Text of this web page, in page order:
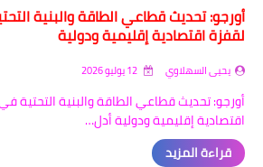
أورجو: تحديث قطاعي الطاقة والبنية
لقفزة اقتصادية إقليمية ودولية
يحيى السهلاوي
أورجو: تحديث قطاعي الطاقة والبنية التحتية
اقتصادية إقليمية ودولية أدل…
قراءة المزيد